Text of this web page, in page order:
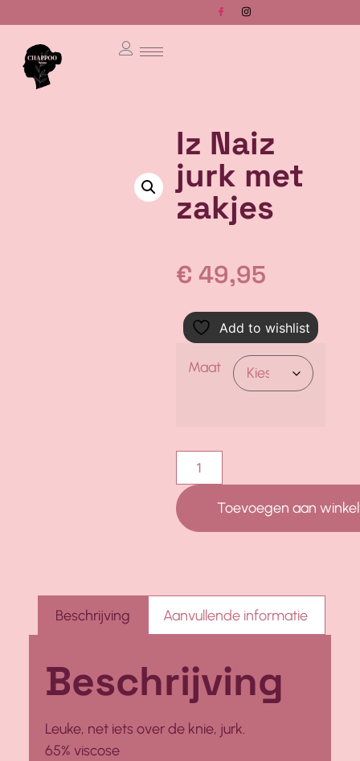
Iz Naiz
jurk met
zakjes
€ 49,95
Add to wishlist
Maat
Toevoegen aan
Beschrijving Aanvullende informatie
Beschrijving
Leuke, net iets over de knie, jurk.
65% viscose